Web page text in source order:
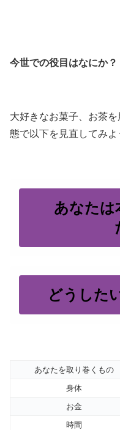
今世での役目はなにか？
大好きなお菓子、お茶
態で以下を見直してみよ
あなたは
どうした
あなたを取り巻くもの
身体
お金
時間